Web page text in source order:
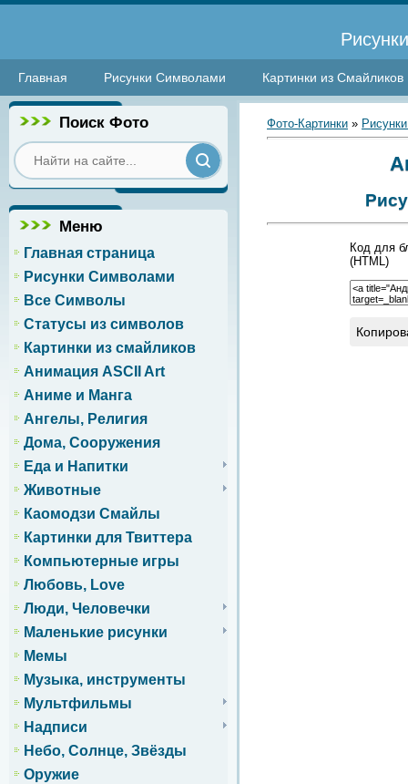
Главная Рисунки Символами Картинки из Смайликов
Поиск Фото
Меню
Главная страница
Рисунки Символами
Все Символы
Статусы из символов
Картинки из смайликов
Анимация ASCII Art
Аниме и Манга
Ангелы, Религия
Дома, Сооружения
Еда и Напитки
Животные
Каомодзи Смайлы
Картинки для Твиттера
Компьютерные игры
Любовь, Love
Люди, Человечки
Маленькие рисунки
Мемы
Музыка, инструменты
Мультфильмы
Надписи
Небо, Солнце, Звёзды
Оружие
Фото-Картинки »
Код для
(HTML)